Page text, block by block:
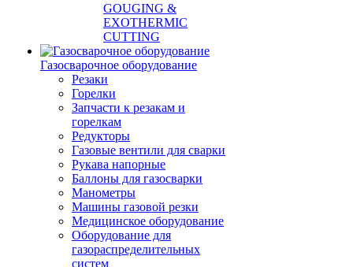
GOUGING &
EXOTHERMIC
CUTTING
Газосварочное оборудование
Резаки
Горелки
Запчасти к резакам и
горелкам
Редукторы
Газовые вентили для сварки
Рукава напорные
Баллоны для газосварки
Манометры
Машины газовой резки
Медицинское оборудование
Оборудование для
газораспределительных
систем